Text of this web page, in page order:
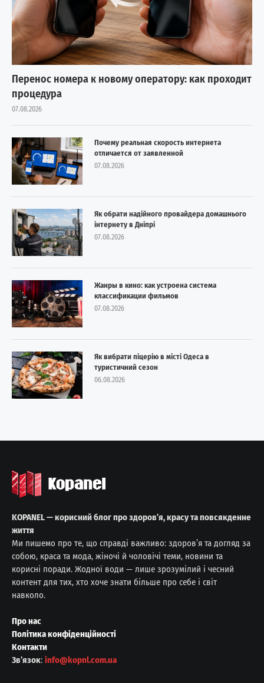
Перенос номера к новому оператору: как проходит
процедура
07.08.2026
Почему реальная скорость интернета
отличается от заявленной
07.08.2026
Як обрати надійного провайдера домашнього
інтернету в Дніпрі
07.08.2026
Жанры в кино: как устроена система
классификации фильмов
07.08.2026
Як вибрати піцерію в місті Одеса в
туристичний сезон
06.08.2026
KOPANEL — корисний блог про здоров’я, красу та повсякденне
життя
Ми пишемо про те, що справді важливо: здоров’я та догляд за
собою, краса та мода, жіночі й чоловічі теми, новини та
корисні поради. Жодної води — лише зрозумілий і чесний
контент для тих, хто хоче знати більше про себе і світ
навколо.
Про нас
Політика конфіденційності
Контакти
Звʼязок: info@kopnl.com.ua